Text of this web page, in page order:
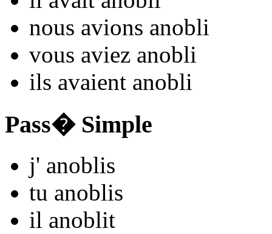
nous avions anobli
vous aviez anobli
ils avaient anobli
Pass� Simple
j' anoblis
tu anoblis
il anoblit